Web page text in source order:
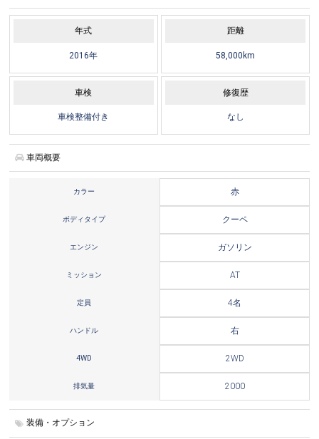
年式
2016年
距離
58,000km
車検
車検整備付き
修復歴
なし
車両概要
カラー 赤
ボディタイプ クーペ
エンジン ガソリン
ミッション AT
定員 4名
ハンドル 右
4WD 2WD
排気量 2000
装備・オプション